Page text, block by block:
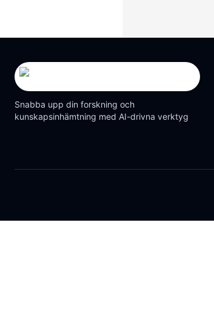
Snabba upp din forskning och
kunskapsinhämtning med AI-drivna verktyg